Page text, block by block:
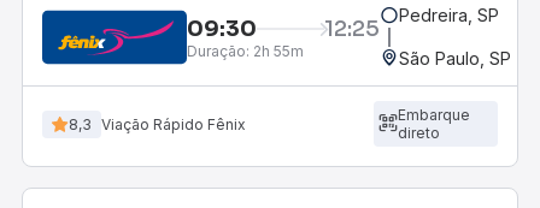
09:30 12:25
Duração: 2h 55m
Pedreira, SP
São Paulo, SP -
8,3 Viação Rápido Fênix
Embarque
direto